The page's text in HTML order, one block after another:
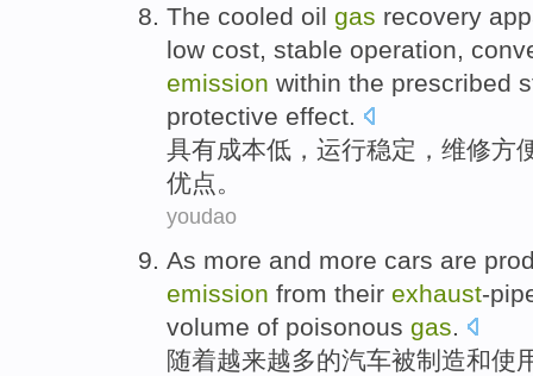
The cooled oil gas recovery
low cost stable operation
emission within the prescribed
protective effect
具有成本低 ， 运行稳定 ， 维修方
优点 。
youdao
As more and more cars are
emission from their exhaust-
volume of poisonous gas.
随着越来越多的汽车被制造和使